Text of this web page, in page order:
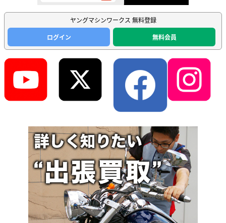
ヤングマシンワークス 無料登録
ログイン
無料会員